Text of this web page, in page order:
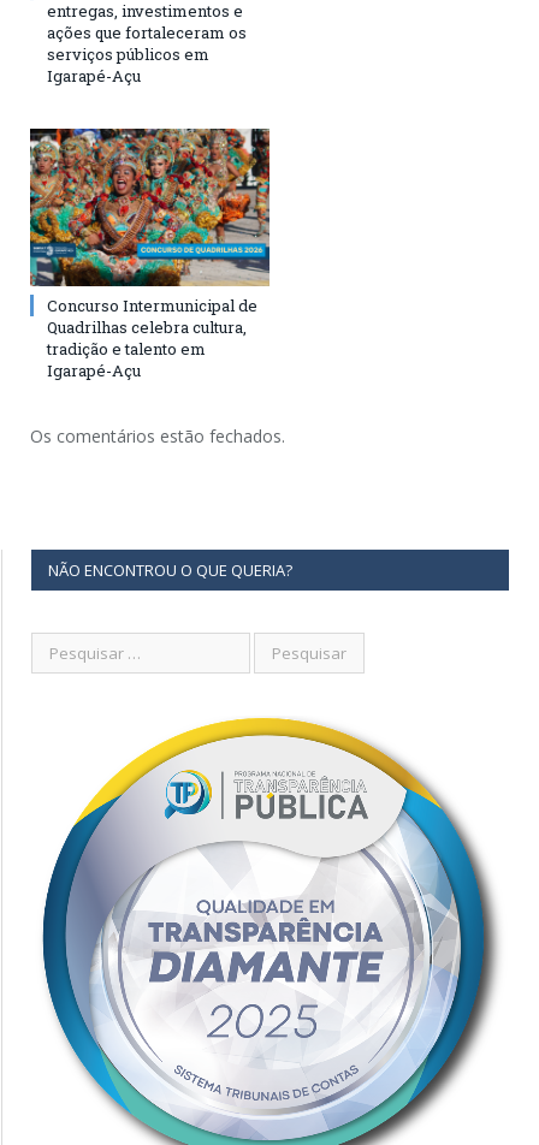
entregas, investimentos e
ações que fortaleceram os
serviços públicos em
Igarapé-Açu
Concurso Intermunicipal de
Quadrilhas celebra cultura,
tradição e talento em
Igarapé-Açu
Os comentários estão fechados.
NÃO ENCONTROU O QUE QUERIA?